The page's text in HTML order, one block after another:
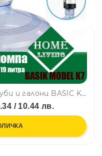
Безотказна ел. помпа за туби и галони BASIC K7, здрав монтаж с гумен тампон в комплекта, USB презареждаема, H2O
/ 10.44 лв.